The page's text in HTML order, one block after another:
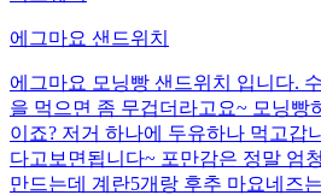
에그마요 샌드위치
에그마요 모닝빵 샌드위치 입니다.
을 먹으면 좀 무겁더라고요~ 모닝빵
이죠? 저거 하나에 두유하나 먹고갑
다고보면됩니다~ 포만감은 정말 엄
만드는데 계란5개랑 후추 마요네즈